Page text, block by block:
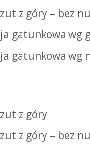
z góry – bez
gatunkowa wg
gatunkowa wg
z góry
z góry – bez